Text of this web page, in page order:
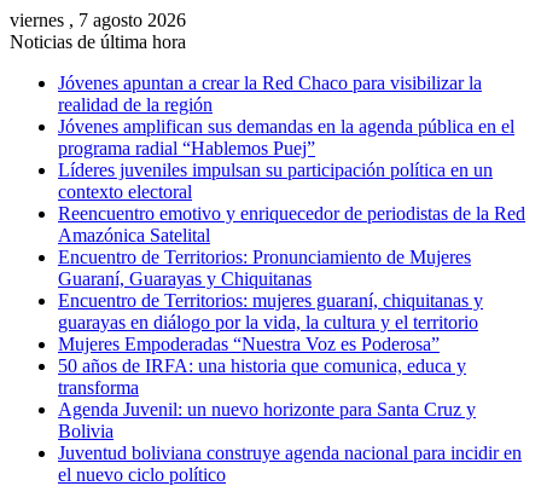
viernes , 7 agosto 2026
Noticias de última hora
Jóvenes apuntan a crear la Red Chaco para visibilizar la
realidad de la región
Jóvenes amplifican sus demandas en la agenda pública en el
programa radial “Hablemos Puej”
Líderes juveniles impulsan su participación política en un
contexto electoral
Reencuentro emotivo y enriquecedor de periodistas de la Red
Amazónica Satelital
Encuentro de Territorios: Pronunciamiento de Mujeres
Guaraní, Guarayas y Chiquitanas
Encuentro de Territorios: mujeres guaraní, chiquitanas y
guarayas en diálogo por la vida, la cultura y el territorio
Mujeres Empoderadas “Nuestra Voz es Poderosa”
50 años de IRFA: una historia que comunica, educa y
transforma
Agenda Juvenil: un nuevo horizonte para Santa Cruz y
Bolivia
Juventud boliviana construye agenda nacional para incidir en
el nuevo ciclo político